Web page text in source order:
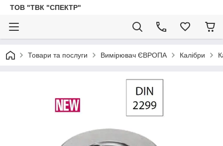
ТОВ "ТВК "СПЕКТР"
Товари та послуги Вимірювач ЄВРОПА Калібри